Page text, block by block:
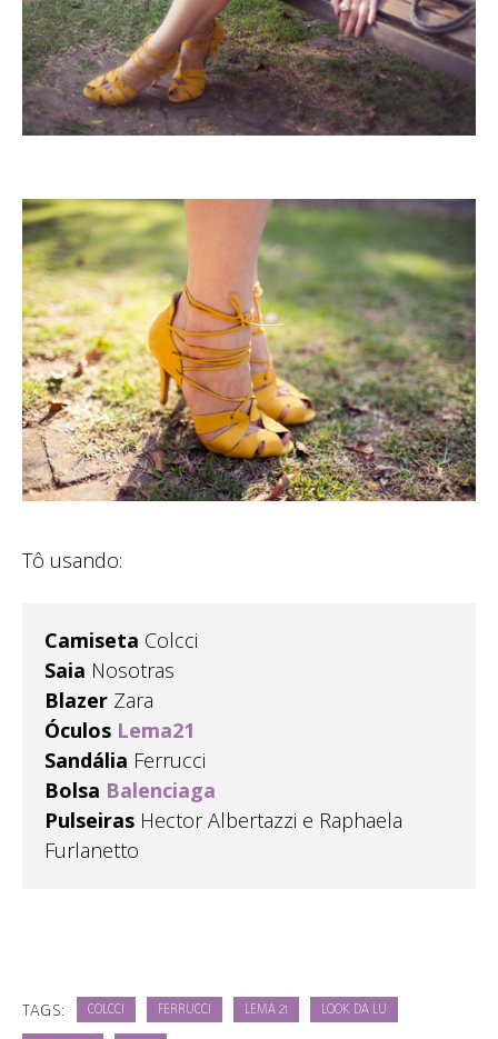
Tô usando:
Camiseta Colcci
Saia Nosotras
Blazer Zara
Óculos Lema21
Sandália Ferrucci
Bolsa Balenciaga
Pulseiras Hector Albertazzi e Raphaela
Furlanetto
TAGS: COLCCI FERRUCCI LEMA 21 LOOK DA LU